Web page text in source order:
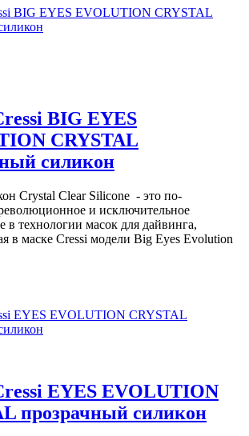
BIG EYES
CRYSTAL
силикон
Crystal Clear Silicone - это по-
и исключительное
в технологии масок для дайвинга,
в маске Cressi модели Big Eyes Evolution
EYES EVOLUTION
прозрачный силикон